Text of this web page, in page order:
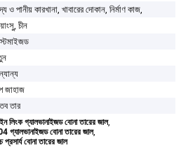
ও পানীয় কারখানা, খাবারের দোকান, নির্মাণ কাজ,
চীন
জাহাজ
তার
লিংক গ্যালভানাইজড বোনা তারের জাল,
গ্যালভানাইজড বোনা তারের জাল,
প্রসার্য বোনা তারের জাল